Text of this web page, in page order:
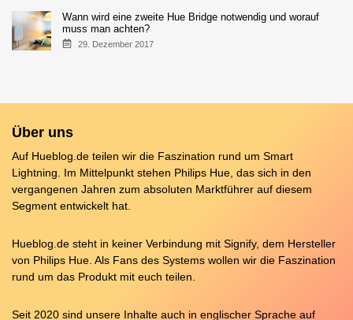
Wann wird eine zweite Hue Bridge notwendig und worauf
muss man achten?
29. Dezember 2017
Über uns
Auf Hueblog.de teilen wir die Faszination rund um Smart
Lightning. Im Mittelpunkt stehen Philips Hue, das sich in den
vergangenen Jahren zum absoluten Marktführer auf diesem
Segment entwickelt hat.
Hueblog.de steht in keiner Verbindung mit Signify, dem Hersteller
von Philips Hue. Als Fans des Systems wollen wir die Faszination
rund um das Produkt mit euch teilen.
Seit 2020 sind unsere Inhalte auch in englischer Sprache auf